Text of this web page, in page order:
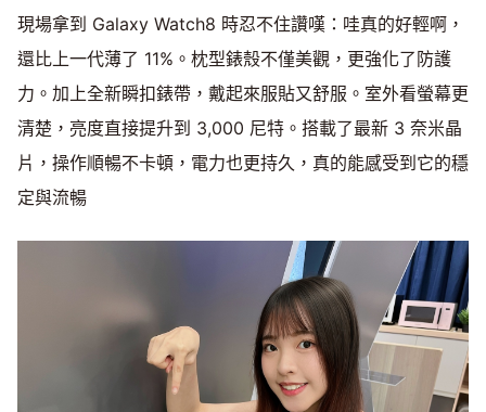
Mute
現場拿到 Galaxy Watch8 時忍不住讚嘆：哇真的好輕啊，
還比上一代薄了 11%。枕型錶殼不僅美觀，更強化了防護
力。加上全新瞬扣錶帶，戴起來服貼又舒服。室外看螢幕更
清楚，亮度直接提升到 3,000 尼特。搭載了最新 3 奈米晶
片，操作順暢不卡頓，電力也更持久，真的能感受到它的穩
定與流暢